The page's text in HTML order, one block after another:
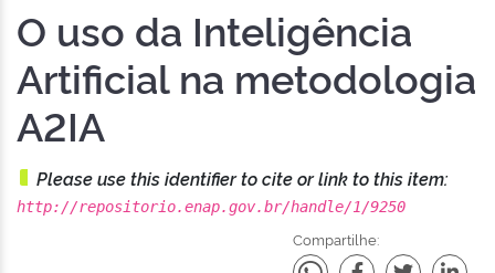
O uso da Inteligência
Artificial na metodologia
A2IA
Please use this identifier to cite or link to this item:
http://repositorio.enap.gov.br/handle/1/9250
Compartilhe: